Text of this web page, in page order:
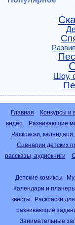
Шоу,
Главная Конкурсы и
видео
Развивающие
Раскраски,
Сценарии детских
рассказы, аудиокниги
Детские комиксы
Календари и планеры
квесты
Раскраски
развивающие
Занимательные